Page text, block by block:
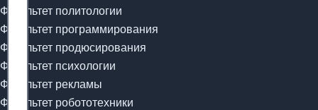
Факультет политологии
Факультет программирования
Факультет продюсирования
Факультет психологии
Факультет рекламы
Факультет робототехники